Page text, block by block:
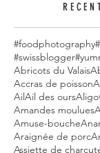
#foodphotography
#swissblogger
Abricots du Valais
Accras de poisson
AilAil des ours
Amandes moulues
Amuse-bouche
Araignée de porc
Assiette de